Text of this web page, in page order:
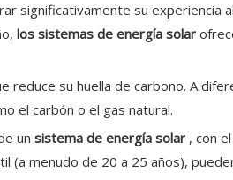
significativamente su experiencia
los sistemas de energía solar
reduce su huella de carbono. A
el carbón o el gas natural.
un sistema de energía solar , con
(a menudo de 20 a 25 años),